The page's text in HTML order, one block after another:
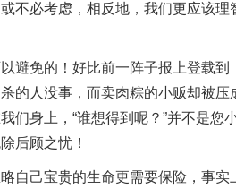
不必考虑，相反地，我们更应该
免的！好比前一阵子报上登载到
的人没事，而卖肉粽的小贩却被
身上，“谁想得到呢？”并不是您
后顾之忧！
己宝贵的生命更需要保险，事实